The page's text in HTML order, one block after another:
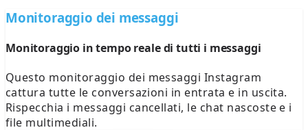
Monitoraggio dei messaggi
Monitoraggio in tempo reale di tutti i messaggi
Questo monitoraggio dei messaggi Instagram
cattura tutte le conversazioni in entrata e in uscita.
Rispecchia i messaggi cancellati, le chat nascoste e i
file multimediali.